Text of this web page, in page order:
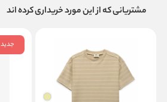
مشتریانی که از این مورد خریداری کرده اند
جدید